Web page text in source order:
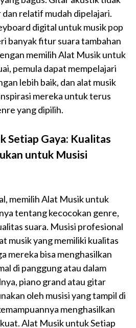
relatif mudah dipelajari.
digital untuk musik pop
banyak fitur suara tambahan
memilih Alat Musik untuk
pemula dapat mempelajari
lebih baik, dan alat musik
mereka untuk terus
yang dipilih.
Setiap Gaya: Kualitas
untuk Musisi
memilih Alat Musik untuk
tentang kecocokan genre,
suara. Musisi profesional
musik yang memiliki kualitas
mereka bisa menghasilkan
di panggung atau dalam
piano grand atau gitar
oleh musisi yang tampil di
menghasilkan
Alat Musik untuk Setiap